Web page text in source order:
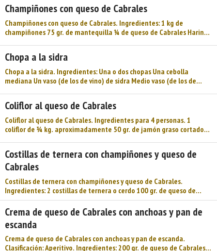
Origen Protegida desde 1.981. La zona de elaboración comprende
el Concejo de Cabrales y algunos pueblos del Concejo de
Peñamellera Alta, ...
Champiñones con queso de Cabrales
Champiñones con queso de Cabrales. Ingredientes: 1 kg de
champiñones 75 gr. de mantequilla ¼ de queso de Cabrales Harina y
mantequilla en una cazuela y colocar encima los champiñones.
Cocer a fuego lento para que no quede jugo. Hacer la salsa
bechamel y mezclarla con el queso. En la bande ...
Chopa a la sidra
Chopa a la sidra. Ingredientes: Una o dos chopas Una cebolla
mediana Un vaso (de los de vino) de sidra Medio vaso (de los de
tiempo Aceite Sal Preparación: Se limpia la chopa, se corta en
trozos, se sazona de sal, se pone en una besuguera y se rocía con el
zumo del limón y se sazona de sal. En una s ...
Coliflor al queso de Cabrales
Coliflor al queso de Cabrales. Ingredientes para 4 personas. 1
coliflor de ¾ kg. aproximadamente 50 gr. de jamón graso cortado
con agua y sal. Hacer una salsa bechamel con la harina, la
mantequilla y la leche. Agregar a la bechamel el queso cortado en
Costillas de ternera con champiñones y queso de
Cabrales
Costillas de ternera con champiñones y queso de Cabrales.
Ingredientes: 2 costillas de ternera o cerdo 100 gr. de queso de
Cabrales 250 gr. de champiñones 12 escalonias 4 cucharadas de
nata líquida 2 cucharadas de aceite Sal y pimienta Preparación:
Colocar el aceite en una sartén y freír las costillas. Retirarlas de la
sartén y, en el mismo aceite, freír los champiñones enteros. Añadir
a la sartén ...
Crema de queso de Cabrales con anchoas y pan de
escanda
Crema de queso de Cabrales con anchoas y pan de escanda.
Clasificación: Aperitivo. Ingredientes: 200 gr. de queso de Cabrales